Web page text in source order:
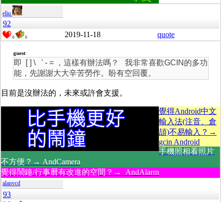
eliu
92
0 0 2019-11-18 quote
guest
即 [ ] \ ' - = ，這樣有辦法嗎？ 我非常喜歡GCIN的多功
能，先謝謝大大辛苦勞作。盼有空回覆。
目前是沒辦法的，未來或許會支援。
覺得Android中文
輸入法(注音、倉
頡)不易輸入？→
gcin Android
手機照相看照片
不方便？→ AndCamera
覺得鬧鐘/行事曆有改進的空間？→ AndAlarm
alanvcd
93